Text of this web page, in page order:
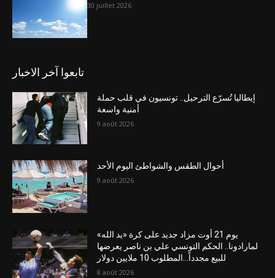
30 juillet 2026
تابعوا آخر الاخبار
إيطاليا تُسرّع الترحيل.. تونسيون في قلب حملة
أمنية واسعة
9 août 2026
أحوال الطقس والشواطئ اليوم الأحد
9 août 2026
يوم 21 أوت مزاد جديد على كرة «يد الله»
لمارادونا.. الحكم التونسي علي بن ناصر يعرضها
للبيع مجدداً…المطلوب 10 ملايين دولار
8 août 2026